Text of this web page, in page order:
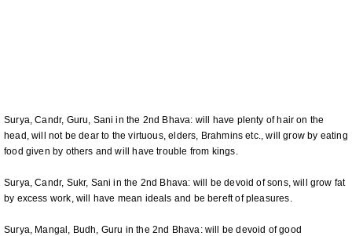
Surya, Candr, Guru, Sani in the 2nd Bhava: will have plenty of hair on the
head, will not be dear to the virtuous, elders, Brahmins etc., will grow by eating
food given by others and will have trouble from kings.
Surya, Candr, Sukr, Sani in the 2nd Bhava: will be devoid of sons, will grow fat
by excess work, will have mean ideals and be bereft of pleasures.
Surya, Mangal, Budh, Guru in the 2nd Bhava: will be devoid of good